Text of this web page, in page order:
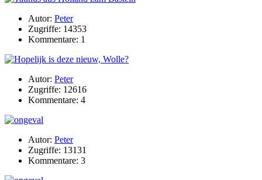
Autor: Peter
Zugriffe: 14353
Kommentare: 1
Autor: Peter
Zugriffe: 12616
Kommentare: 4
Autor: Peter
Zugriffe: 13131
Kommentare: 3